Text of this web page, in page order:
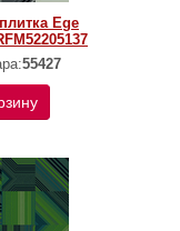
Ege
55427